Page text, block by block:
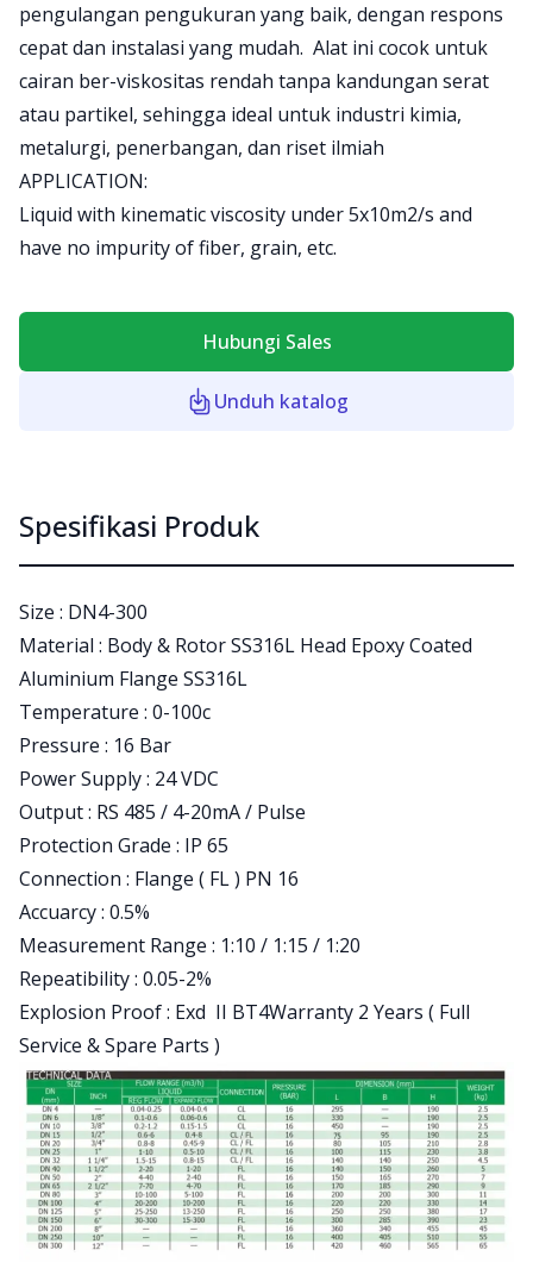
pengulangan pengukuran yang baik, dengan respons
cepat dan instalasi yang mudah. Alat ini cocok untuk
cairan ber-viskositas rendah tanpa kandungan serat
atau partikel, sehingga ideal untuk industri kimia,
metalurgi, penerbangan, dan riset ilmiah
APPLICATION:
Liquid with kinematic viscosity under 5x10m2/s and
have no impurity of fiber, grain, etc.
Hubungi Sales
Unduh katalog
Spesifikasi Produk
Size : DN4-300
Material : Body & Rotor SS316L Head Epoxy Coated
Aluminium Flange SS316L
Temperature : 0-100c
Pressure : 16 Bar
Power Supply : 24 VDC
Output : RS 485 / 4-20mA / Pulse
Protection Grade : IP 65
Connection : Flange ( FL ) PN 16
Accuarcy : 0.5%
Measurement Range : 1:10 / 1:15 / 1:20
Repeatibility : 0.05-2%
Explosion Proof : Exd II BT4Warranty 2 Years ( Full
Service & Spare Parts )